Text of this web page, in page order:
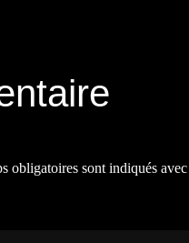
obligatoires sont indiqués avec